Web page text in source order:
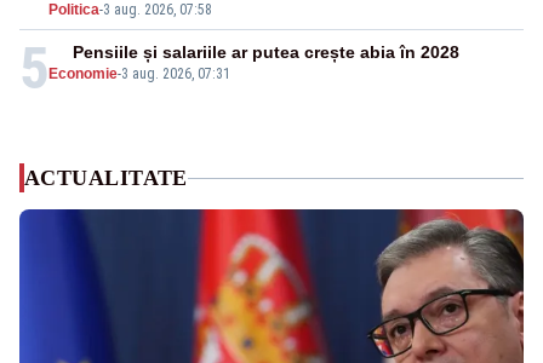
Politica-3 aug. 2026, 07:58
5 Economie-3 aug. 2026, 07:31
Pensiile și salariile ar putea crește abia în 2028
ACTUALITATE